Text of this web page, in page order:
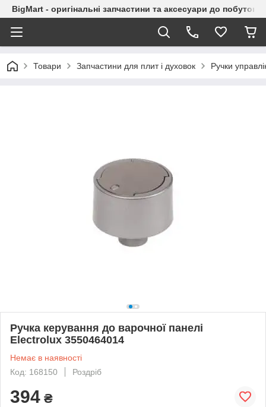
BigMart - оригінальні запчастини та аксесуари до побутової
Товари Запчастини для плит і духовок Ручки
Ручка керування до варочної панелі
Electrolux 3550464014
Немає в наявності
Код: 168150
Роздріб
394 ₴